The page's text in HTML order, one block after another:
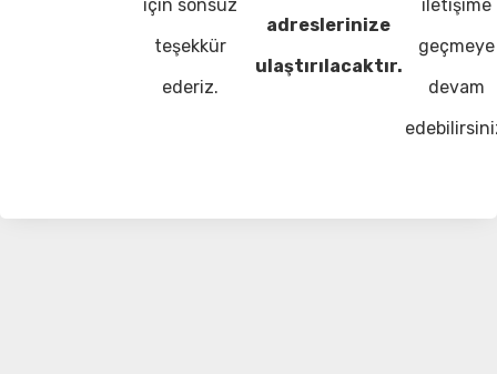
için sonsuz
teşekkür
ederiz.
adreslerinize
ulaştırılacaktır.
iletişime
geçmeye
devam